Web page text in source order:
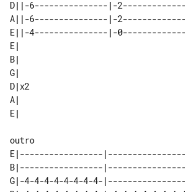
D||-6---------------|-
A||-6---------------|-
E||-4---------------|-
E|
B|
G|
D|x2
A|
outro
E|-----------------
B|-----------------
G|-4-4-4-4-4-4-4-4-